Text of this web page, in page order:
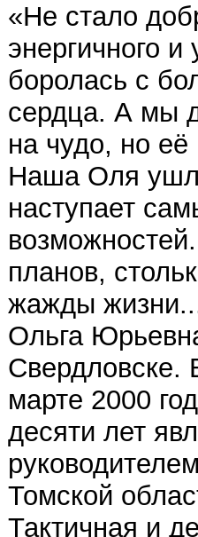
«Не стало
энергичного
боролась с
сердца. А мы
на чудо, но
Наша Оля
наступает
планов,
жажды
Ольга
Свердловске.
марте 2000
десяти лет
Томской
Тактичная и